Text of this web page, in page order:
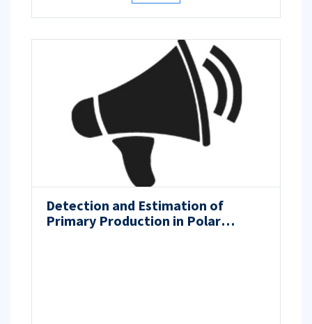
Detection and Estimation of
Primary Production in Polar